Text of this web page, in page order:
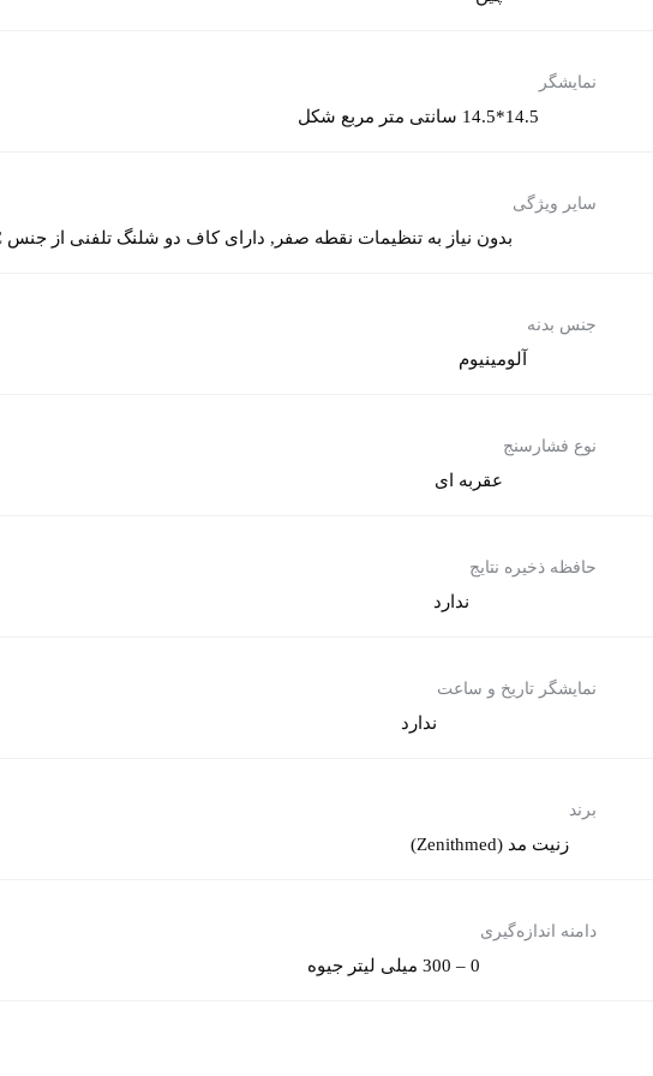
نمایشگر
14.5*14.5 سانتی متر مربع شکل
سایر ویژگی
بدون نیاز به تنظیمات نقطه صفر, دارای کاف دو شلنگ تلفنی از جنس PVC, رابط فنری 4 فوتی, کاف استاندارد پنبه‌ای
جنس بدنه
آلومینیوم
نوع فشارسنج
عقربه ای
حافظه ذخیره نتایج
ندارد
نمایشگر تاریخ و ساعت
ندارد
برند
زنیت مد (Zenithmed)
دامنه اندازه‌گیری
0 – 300 میلی لیتر جیوه